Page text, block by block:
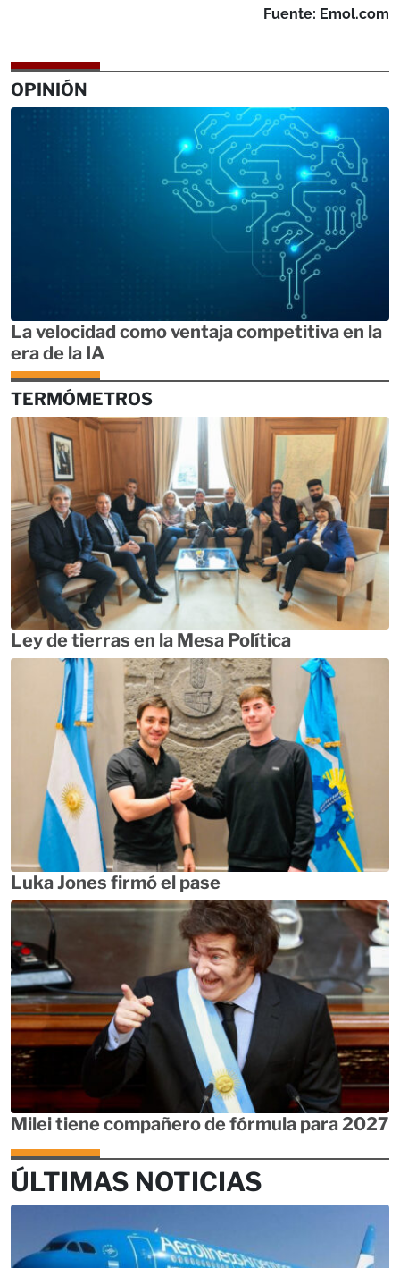
Fuente: Emol.com
OPINIÓN
La velocidad como ventaja competitiva en la
era de la IA
TERMÓMETROS
Ley de tierras en la Mesa Política
Luka Jones firmó el pase
Milei tiene compañero de fórmula para 2027
ÚLTIMAS NOTICIAS